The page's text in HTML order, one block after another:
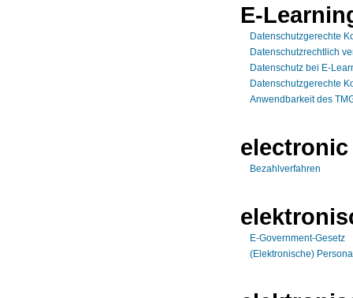
E-
Datenschutzgerechte
Datenschutzrechtlich
Datenschutz bei E-
Datenschutzgerechte
Anwendbarkeit des
Bezahlverfahren
E-Government-Gesetz
(Elektronische)